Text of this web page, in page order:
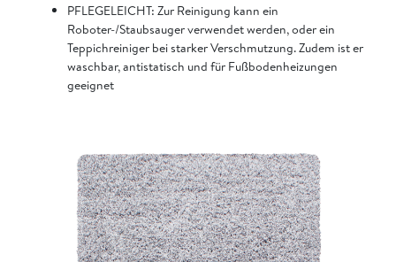
PFLEGELEICHT: Zur Reinigung kann ein
Roboter-/Staubsauger verwendet werden, oder ein
Teppichreiniger bei starker Verschmutzung. Zudem ist er
waschbar, antistatisch und für Fußbodenheizungen
geeignet